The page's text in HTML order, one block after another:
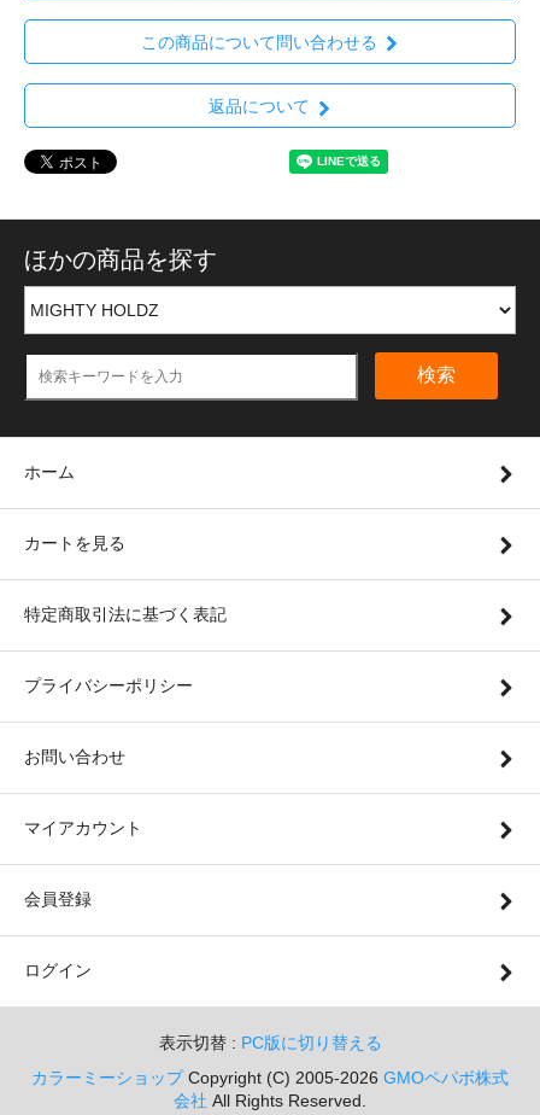
この商品について問い合わせる
返品について
ほかの商品を探す
検索
ホーム
カートを見る
特定商取引法に基づく表記
プライバシーポリシー
お問い合わせ
マイアカウント
会員登録
ログイン
表示切替 : PC版に切り替える
カラーミーショップCopyright (C) 2005-2026 GMOペパボ株式
会社 All Rights Reserved.